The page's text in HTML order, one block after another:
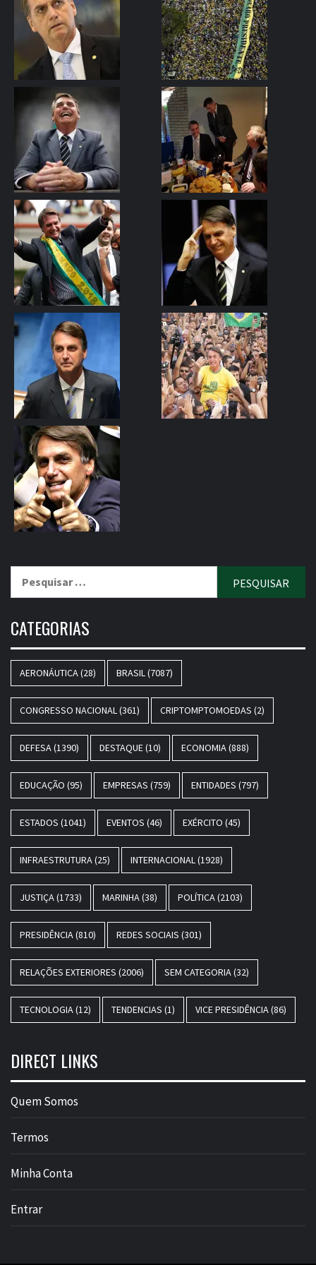
por:
CATEGORIAS
AERONÁUTICA (28) BRASIL (7087)
CONGRESSO NACIONAL (361) CRIPTOMPTOMOEDAS (2)
DEFESA (1390) DESTAQUE(10) ECONOMIA (888)
EDUCAÇÃO (95) EMPRESAS (759) ENTIDADES (797)
ESTADOS (1041) EVENTOS (46) EXÉRCITO (45)
INFRAESTRUTURA (25) INTERNACIONAL (1928)
JUSTIÇA (1733) MARINHA (38) POLÍTICA (2103)
PRESIDÊNCIA (810) REDES SOCIAIS (301)
RELAÇÕES EXTERIORES (2006) SEM CATEGORIA (32)
TECNOLOGIA (12) TENDENCIAS (1) VICE PRESIDÊNCIA (86)
DIRECT LINKS
Quem Somos
Termos
Minha Conta
Entrar